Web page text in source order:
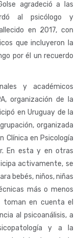
agradeció a las
al psicólogo y
en 2017, con
que incluyeron la
por él un recuerdo
y académicos
organización de la
en Uruguay de la
organizada
Clínica en Psicología
En esta y en otras
activamente, se
bebés, niños, niñas
más o menos
toman en cuenta el
al psicoanálisis, a
y a la